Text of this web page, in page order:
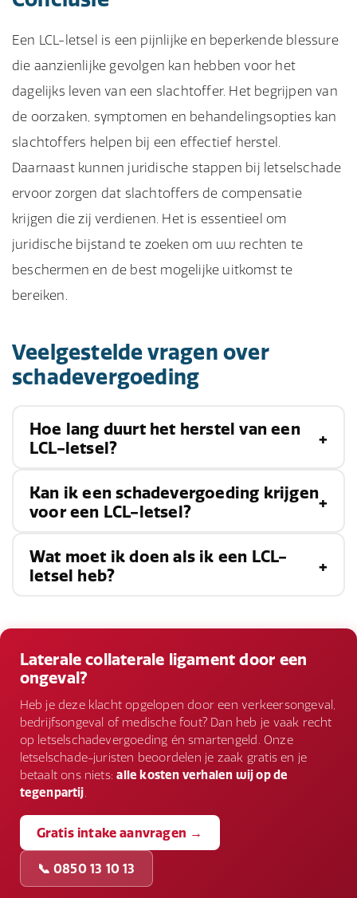
Een LCL-letsel is een pijnlijke en beperkende blessure
die aanzienlijke gevolgen kan hebben voor het
dagelijks leven van een slachtoffer. Het begrijpen van
de oorzaken, symptomen en behandelingsopties kan
slachtoffers helpen bij een effectief herstel.
Daarnaast kunnen juridische stappen bij letselschade
ervoor zorgen dat slachtoffers de compensatie
krijgen die zij verdienen. Het is essentieel om
juridische bijstand te zoeken om uw rechten te
beschermen en de best mogelijke uitkomst te
bereiken.
Veelgestelde vragen over
schadevergoeding
Hoe lang duurt het herstel van een
LCL-letsel?
Het herstel van een LCL-letsel varieert
afhankelijk van de ernst van de blessure en de
gekozen behandeling. Sommige patiënten
ervaren verlichting van symptomen na enkele
Kan ik een schadevergoeding krijgen
voor een LCL-letsel?
Ja, als het LCL-letsel is veroorzaakt door de
nalatigheid of fout van een ander, zoals bij een
schadevergoedingkrijgen voor medische
kosten, inkomensverlies en andere gerelateerde
uitgaven.
Wat moet ik doen als ik een LCL-
letsel heb?
een juiste diagnose en behandeling. Volg het
advies van uw arts op, voer voorgeschreven
oefeningen uit en maak eventuele benodigde
aanpassingen in uw dagelijkse leven om verdere
schade te voorkomen.
Laterale collaterale ligament door een
ongeval?
Heb je deze klacht opgelopen door een verkeersongeval,
bedrijfsongeval of medische fout? Dan heb je vaak recht
op letselschadevergoeding én smartengeld. Onze
letselschade-juristen beoordelen je zaak gratis en je
betaalt ons niets:alle kosten verhalen wij op de
tegenpartij
Gratis intake aanvragen →
📞 0850 13 10 13